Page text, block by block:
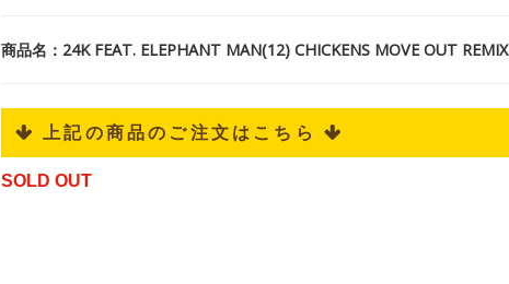
商品名：24K FEAT. ELEPHANT MAN(12) CHICKENS MOVE OUT REMIX
 上記の商品のご注文はこちら 
SOLD OUT